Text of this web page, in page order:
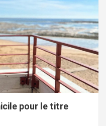
pour le titre